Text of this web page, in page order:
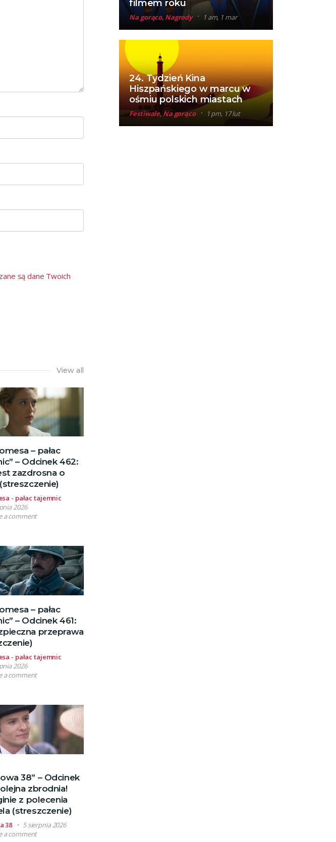
są dane Twoich
View all
– pałac
– Odcinek 462:
zazdrosna o
- pałac tajemnic
2026
a comment
– pałac
– Odcinek 461:
przeprawa
- pałac tajemnic
2026
a comment
38” – Odcinek
zbrodnia!
z polecenia
(streszczenie)
38
5 sierpnia 2026
a comment
filmem roku
Na gorąco, Nagrody 1 am, 1 mar
24. Tydzień Kina
Hiszpańskiego w marcu w
ośmiu polskich miastach
Festiwale, Na gorąco 1 pm, 17 lut